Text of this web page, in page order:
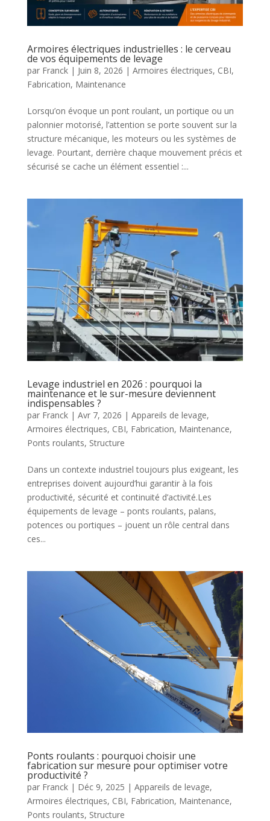
Armoires électriques industrielles : le cerveau
de vos équipements de levage
par Franck| Juin 8, 2026 | Armoires électriques, CBI,
Fabrication, Maintenance
Lorsqu’on évoque un pont roulant, un portique ou un
palonnier motorisé, l’attention se porte souvent sur la
structure mécanique, les moteurs ou les systèmes de
levage. Pourtant, derrière chaque mouvement précis et
sécurisé se cache un élément essentiel :...
Levage industriel en 2026 : pourquoi la
maintenance et le sur-mesure deviennent
indispensables ?
par Franck| Avr 7, 2026 | Appareils de levage,
Armoires électriques, CBI, Fabrication, Maintenance,
Ponts roulants, Structure
Dans un contexte industriel toujours plus exigeant, les
entreprises doivent aujourd’hui garantir à la fois
productivité, sécurité et continuité d’activité.Les
équipements de levage – ponts roulants, palans,
potences ou portiques – jouent un rôle central dans
ces...
Ponts roulants : pourquoi choisir une
fabrication sur mesure pour optimiser votre
productivité ?
par Franck| Déc 9, 2025 | Appareils de levage,
Armoires électriques, CBI, Fabrication, Maintenance,
Ponts roulants, Structure